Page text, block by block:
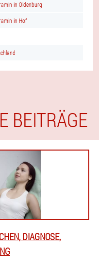
in Oldenburg
in Hof
BEITRÄGE
DIAGNOSE,